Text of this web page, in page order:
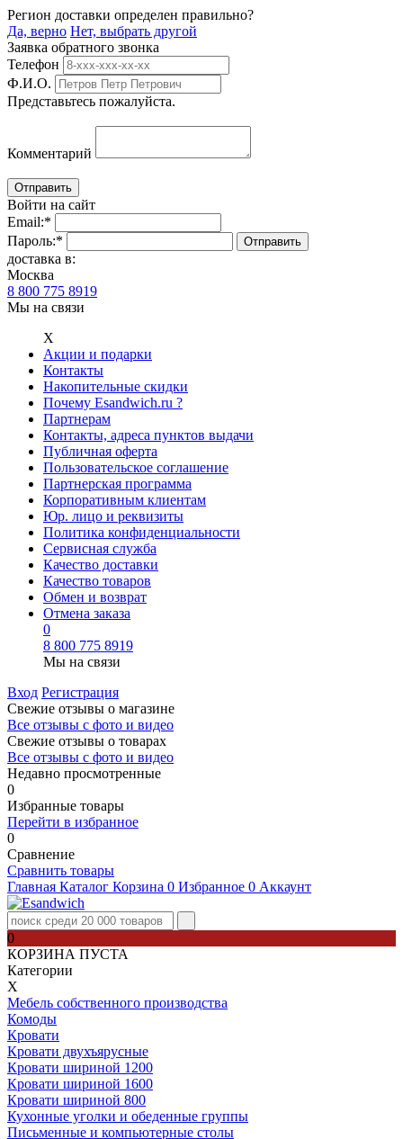
Регион доставки определен правильно?
Да, верно Нет, выбрать другой
Заявка обратного звонка
Телефон
Ф.И.О.
Представьтесь пожалуйста.
Комментарий
Войти на сайт
Email:*
Пароль:*
доставка в:
Москва
8 800 775 8919
Мы на связи
Х
Акции и подарки
Контакты
Накопительные скидки
Почему Esandwich.ru ?
Партнерам
Контакты, адреса пунктов выдачи
Публичная оферта
Пользовательское соглашение
Партнерская программа
Корпоративным клиентам
Юр. лицо и реквизиты
Политика конфиденциальности
Сервисная служба
Качество доставки
Качество товаров
Обмен и возврат
Отмена заказа
0
8 800 775 8919
Мы на связи
Вход Регистрация
Свежие отзывы о магазине
Все отзывы с фото и видео
Свежие отзывы о товарах
Все отзывы c фото и видео
Недавно просмотренные
0
Избранные товары
Перейти в избранное
0
Сравнение
Сравнить товары
Главная Каталог Корзина 0 Избранное 0 Аккаунт
0
КОРЗИНА ПУСТА
Категории
Х
Мебель собственного производства
Комоды
Кровати
Кровати двухъярусные
Кровати шириной 1200
Кровати шириной 1600
Кровати шириной 800
Кухонные уголки и обеденные группы
Письменные и компьютерные столы